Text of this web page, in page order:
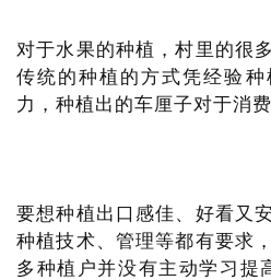
对于水果的种植，村里的很
传统的种植的方式凭经验
力，种植出的车厘子对于消
要想种植出口感佳、好看又
种植技术、管理等都有要求
多种植户并没有主动学习提